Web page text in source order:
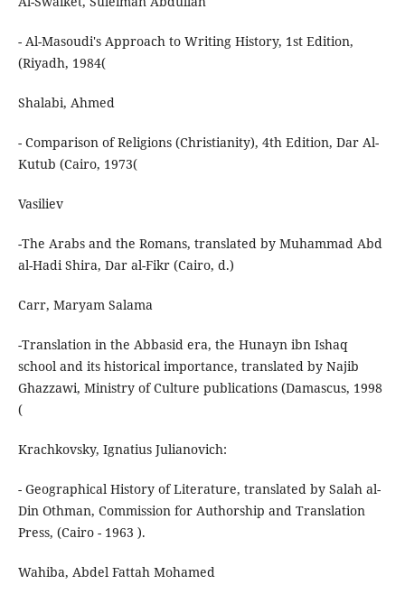
- Al-Masoudi's Approach to Writing History, 1st Edition,
(Riyadh, 1984(
Shalabi, Ahmed
- Comparison of Religions (Christianity), 4th Edition, Dar Al-
Kutub (Cairo, 1973(
Vasiliev
-The Arabs and the Romans, translated by Muhammad Abd
al-Hadi Shira, Dar al-Fikr (Cairo, d.)
Carr, Maryam Salama
-Translation in the Abbasid era, the Hunayn ibn Ishaq
school and its historical importance, translated by Najib
Ghazzawi, Ministry of Culture publications (Damascus, 1998
(
Krachkovsky, Ignatius Julianovich:
- Geographical History of Literature, translated by Salah al-
Din Othman, Commission for Authorship and Translation
Press, (Cairo - 1963 ).
Wahiba, Abdel Fattah Mohamed